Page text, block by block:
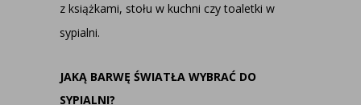
z książkami, stołu w kuchni czy toaletki w
sypialni.
JAKĄ BARWĘ ŚWIATŁA WYBRAĆ DO
SYPIALNI?